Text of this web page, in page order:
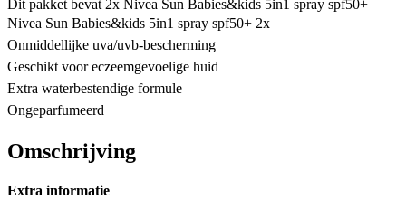
Dit pakket bevat 2x Nivea Sun Babies&kids 5in1 spray spf50+
Nivea Sun Babies&kids 5in1 spray spf50+ 2x
Onmiddellijke uva/uvb-bescherming
Geschikt voor eczeemgevoelige huid
Extra waterbestendige formule
Ongeparfumeerd
Omschrijving
Extra informatie